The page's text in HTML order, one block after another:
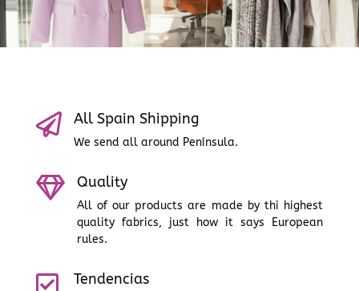
 All Spain Shipping
We send all around Península.
 Quality
All of our products are made by thi highest
quality fabrics, just how it says European
rules.
 Tendencias